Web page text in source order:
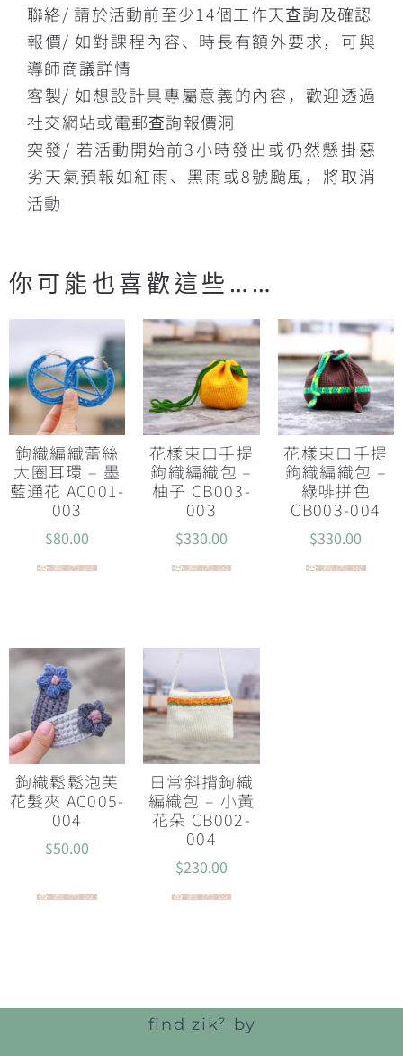
聯絡/ 請於活動前至少14個工作天查詢及確認
報價/ 如對課程內容、時長有額外要求，可與
導師商議詳情
客製/ 如想設計具專屬意義的內容，歡迎透過
社交網站或電郵查詢報價洞
突發/ 若活動開始前3小時發出或仍然懸掛惡
劣天氣預報如紅雨、黑雨或8號颱風，將取消
活動
你可能也喜歡這些……
鉤織編織蕾絲
大圈耳環 – 墨
藍通花 AC001-
003
$80.00
查看內容
花樣束口手提
鉤織編織包 –
柚子 CB003-
003
$330.00
查看內容
花樣束口手提
鉤織編織包 –
綠啡拼色
CB003-004
$330.00
查看內容
鉤織鬆鬆泡芙
花髮夾 AC005-
004
$50.00
查看內容
日常斜揹鉤織
編織包 – 小黃
花朵 CB002-
004
$230.00
查看內容
find zik² by